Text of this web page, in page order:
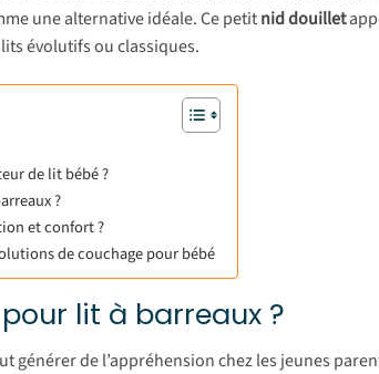
une alternative idéale. Ce petitnid douillet
évolutifs ou classiques.
de lit bébé ?
?
et confort ?
de couchage pour bébé
lit à barreaux ?
générer de l’appréhension chez les jeunes